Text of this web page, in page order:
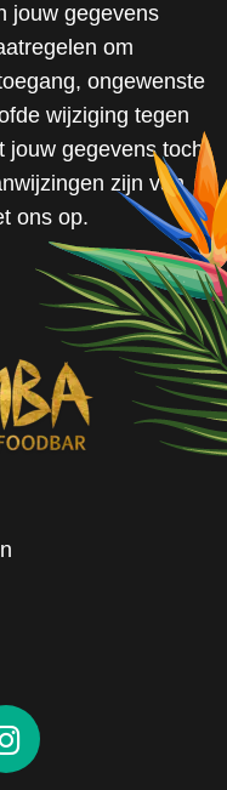
jouw gegevens
om
ongewenste
wijziging tegen
jouw gegevens toch
zijn van
ons op.